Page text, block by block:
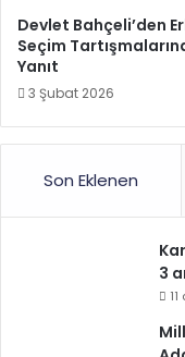
Devlet Bahçeli’den
Seçim
Yanıt
3 Şubat 2026
Son Eklenen
3